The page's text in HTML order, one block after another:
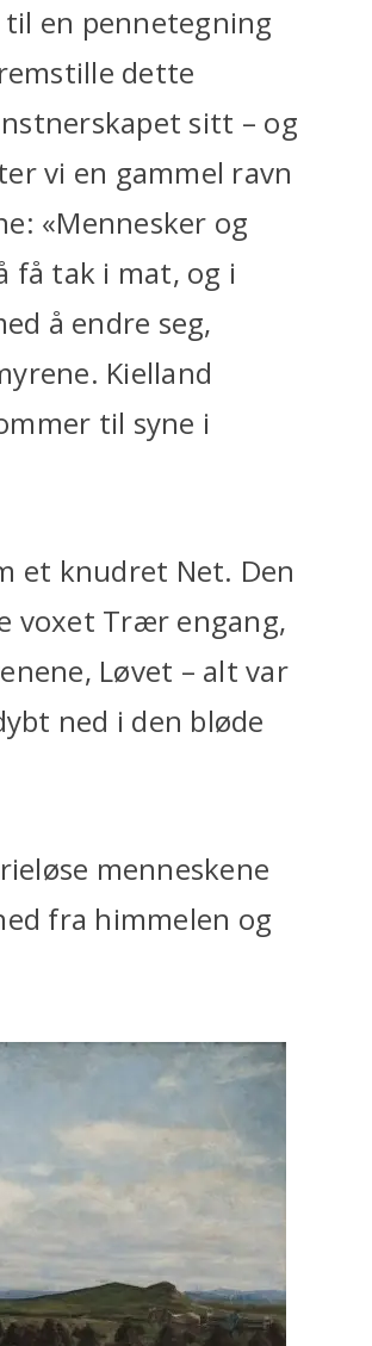
en pennetegning
dette
sitt – og
vi en gammel ravn
«Mennesker og
få tak i mat, og i
å endre seg,
Kielland
til syne i
et knudret Net. Den
voxet Trær engang,
Løvet – alt var
ned i den bløde
menneskene
fra himmelen og